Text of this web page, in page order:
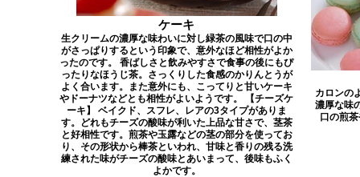
ケーキ
生クリームの濃厚な味わいに対し緑茶の風味で口の中
がさっぱりするという印象で、意外なほど相性がよか
ったのです。 香ばしさと飲みやすさで食事の後にもぴ
ったりなほうじ茶。さっくりした食感のかりんとうが
よく合います。また意外にも、こってりと甘いケーキ
やドーナツなどとも相性がよいようです。 【チーズケ
ーキ】 ベイクド、スフレ、レアの3タイプがありま
す。どれもチーズの酸味が利いた上品な甘さで、茎茶
と好相性です。煎茶や玉露などの茎の部分を使ってお
り、その形状から棒茶といわれ、甘味と香りの残る洗
練された味がチーズの酸味とあいまって、後味もふく
よかです。
カロンの
濃厚な味
口の煎